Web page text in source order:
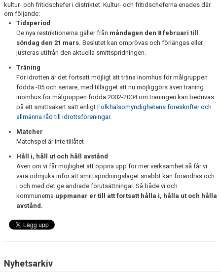
FÖRENINGSDOKUMENT
kultur- och fritidschefer i distriktet. Kultur- och fritidscheferna enades där
om följande:
Tidsperiod
De nya restriktionerna gäller från måndagen den 8 februari till
söndag den 21 mars. Beslutet kan omprövas och förlängas eller
justeras utifrån den aktuella smittspridningen.
Träning
För idrotten är det fortsatt möjligt att träna inomhus för målgruppen
födda -05 och senare, med tillägget att nu möjliggörs även träning
inomhus för målgruppen födda 2002-2004 om träningen kan bedrivas
på ett smittsäkert sätt enligt Folkhälsomyndighetens föreskrifter och
allmänna råd till idrottsföreningar.
Matcher
Matchspel är inte tillåtet
Håll i, håll ut och håll avstånd
Även om vi får möjlighet att öppna upp för mer verksamhet så får vi
vara ödmjuka inför att smittspridningsläget snabbt kan förändras och
i och med det ge ändrade förutsättningar. Så både vi och
kommunerna uppmanar er till att fortsatt hålla i, hålla ut och hålla
avstånd.
Nyhetsarkiv